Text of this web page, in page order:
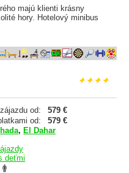
majú klienti krásny
hory. Hotelový minibus
od:
579 €
od:
579 €
, El Dahar
deťmi